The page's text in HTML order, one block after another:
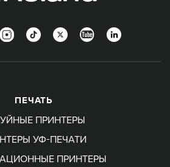
InstagramTikTokTwitterYouTubeLinkedIn
ПЕЧАТЬ
ПРИНТЕРЫ
УФ-ПЕЧАТИ
ПРИНТЕРЫ